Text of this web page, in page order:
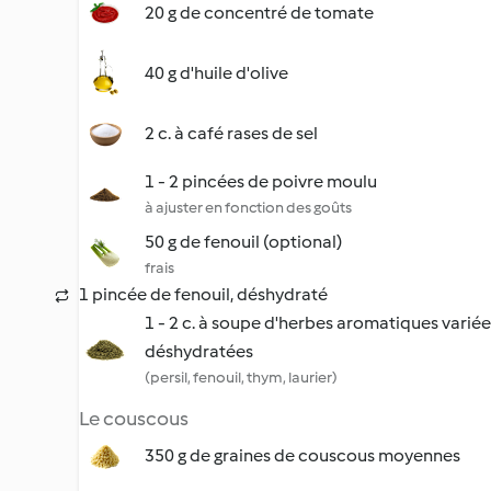
20 g de concentré de tomate
40 g d'huile d'olive
2 c. à café rases de sel
1 - 2 pincées de poivre moulu
à ajuster en fonction des goûts
50 g de fenouil (optional)
frais
1 pincée de fenouil, déshydraté
1 - 2 c. à soupe d'herbes aromatiques
déshydratées
(persil, fenouil, thym, laurier)
Le couscous
350 g de graines de couscous moyennes